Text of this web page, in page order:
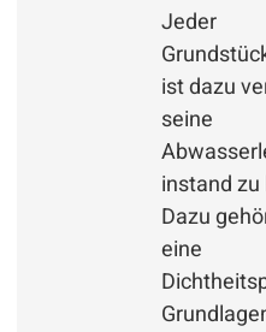
Jeder
ist dazu
seine
instand
Dazu
eine